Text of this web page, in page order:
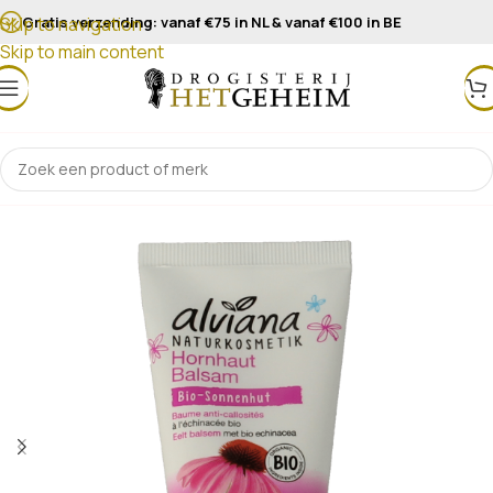
Skip to navigation
Skip to main content
Gratis verzending: vanaf €75 in NL & vanaf €100 in BE